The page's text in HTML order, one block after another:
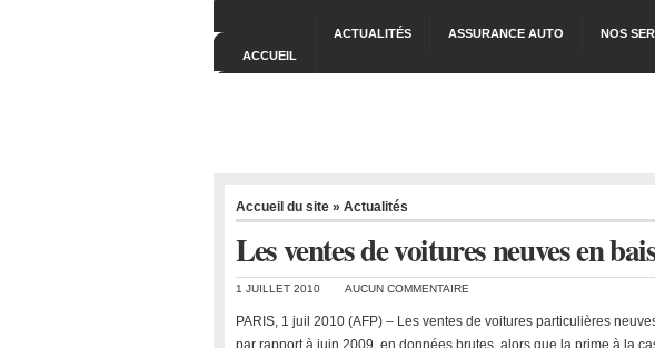
ACCUEIL
ACTUALITÉS ASSURANCE AUTO NOS
Accueil du site » Actualités
Les ventes de voitures neuves en
1 JUILLET 2010 AUCUN COMMENTAIRE
PARIS, 1 juil 2010 (AFP) – Les ventes de voitures particulières
par rapport à juin 2009, en données brutes, alors que la prime à la